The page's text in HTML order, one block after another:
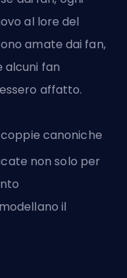
al lore del
amate dai fan,
fan
affatto.
canoniche
non solo per
il